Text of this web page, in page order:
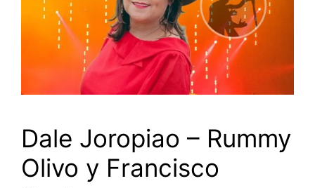
Dale Joropiao – Rummy
Olivo y Francisco